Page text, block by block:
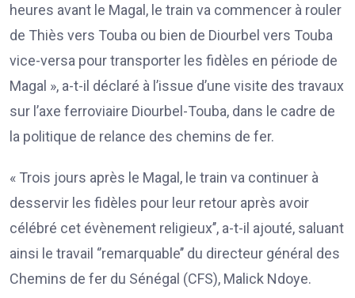
heures avant le Magal, le train va commencer à rouler
de Thiès vers Touba ou bien de Diourbel vers Touba
vice-versa pour transporter les fidèles en période de
Magal », a-t-il déclaré à l’issue d’une visite des travaux
sur l’axe ferroviaire Diourbel-Touba, dans le cadre de
la politique de relance des chemins de fer.
« Trois jours après le Magal, le train va continuer à
desservir les fidèles pour leur retour après avoir
célébré cet évènement religieux’’, a-t-il ajouté, saluant
ainsi le travail ‘’remarquable’’ du directeur général des
Chemins de fer du Sénégal (CFS), Malick Ndoye.